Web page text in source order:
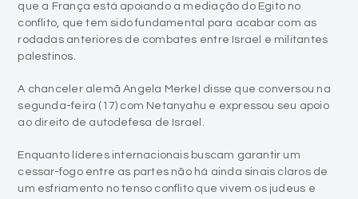
que a França está apoiando a mediação do Egito no
conflito, que tem sido fundamental para acabar com as
rodadas anteriores de combates entre Israel e militantes
palestinos.
A chanceler alemã Angela Merkel disse que conversou na
segunda-feira (17) com Netanyahu e expressou seu apoio
ao direito de autodefesa de Israel.
Enquanto líderes internacionais buscam garantir um
cessar-fogo entre as partes não há ainda sinais claros de
um esfriamento no tenso conflito que vivem os judeus e